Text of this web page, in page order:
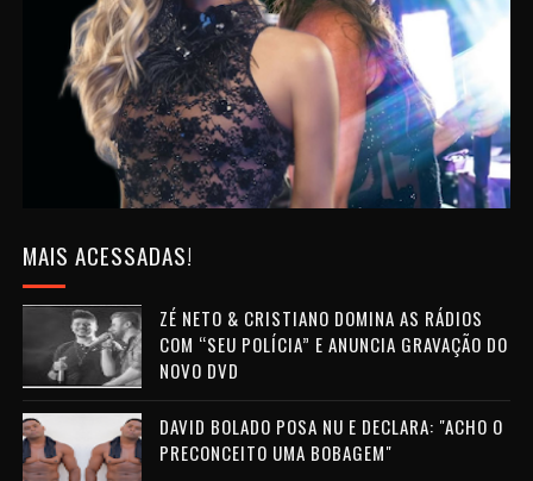
MAIS ACESSADAS!
ZÉ NETO & CRISTIANO DOMINA AS RÁDIOS
COM “SEU POLÍCIA” E ANUNCIA GRAVAÇÃO DO
NOVO DVD
DAVID BOLADO POSA NU E DECLARA: "ACHO O
PRECONCEITO UMA BOBAGEM"